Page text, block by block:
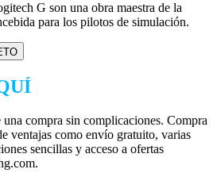
G son una obra maestra de la
para los pilotos de simulación.
compra sin complicaciones. Compra
ventajas como envío gratuito, varias
sencillas y acceso a ofertas